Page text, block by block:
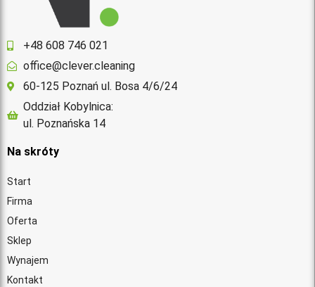
+48 608 746 021
office@clever.cleaning
60-125 Poznań ul. Bosa 4/6/24
Oddział Kobylnica:
ul. Poznańska 14
Na skróty
Start
Firma
Oferta
Sklep
Wynajem
Kontakt